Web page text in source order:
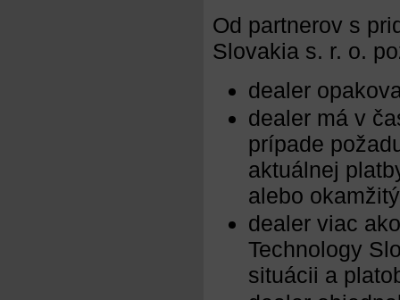
Od partnerov s
Slovakia s. r. o.
dealer
dealer má v
prípade
aktuálnej
alebo
dealer viac
Technology
situácii a